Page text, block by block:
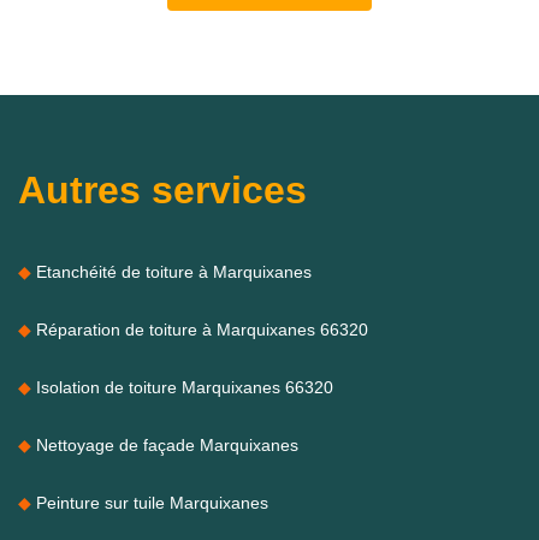
Autres services
Etanchéité de toiture à Marquixanes
Réparation de toiture à Marquixanes 66320
Isolation de toiture Marquixanes 66320
Nettoyage de façade Marquixanes
Peinture sur tuile Marquixanes